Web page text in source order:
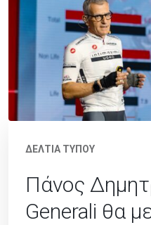
ΔΕΛΤΙΑ ΤΥΠΟΥ
Πάνος
Generali θα